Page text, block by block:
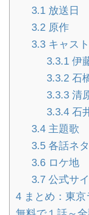
3.1放送日
3.2原作
3.3キャスト
3.3.1 伊
3.3.2 石
3.3.3 清
3.3.4 石
3.4主題歌
3.5各話ネ
3.6ロケ地
3.7公式サイ
4 まとめ：東